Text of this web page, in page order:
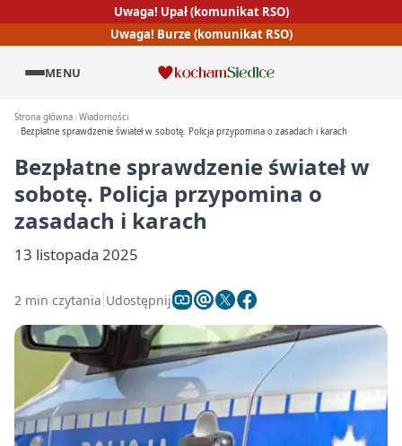
Uwaga! Upał (komunikat RSO)
Uwaga! Burze (komunikat RSO)
MENU
Strona główna Wiadomości
Bezpłatne sprawdzenie świateł w sobotę. Policja przypomina o zasadach i karach
Bezpłatne sprawdzenie świateł w
sobotę. Policja przypomina o
zasadach i karach
13 listopada 2025
2 min czytania Udostępnij